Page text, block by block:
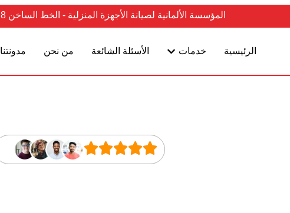
المؤسسة الألمانية لصيانة الأجهزة المنزلية - الخط الساخن 19418
الرئيسية خدمات الأسئلة الشائعة من نحن مدونتنا